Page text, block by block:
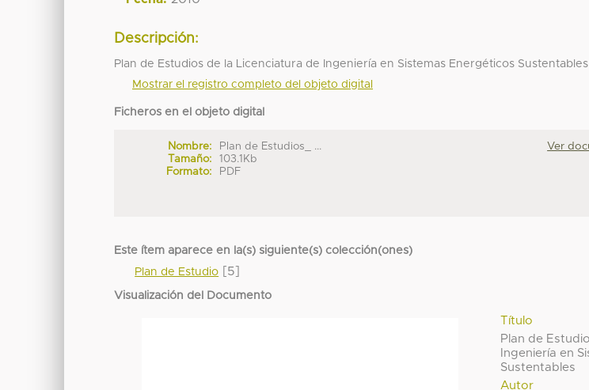
Descripción:
Plan de Estudios de la Licenciatura de Ingeniería en Sistemas Energéticos Sustentables
Mostrar el registro completo del objeto digital
Ficheros en el objeto digital
Nombre:
Plan de Estudios_ ...
Tamaño:
103.1Kb
Formato:
PDF
Ver
Este ítem aparece en la(s) siguiente(s) colección(ones)
Plan de Estudio [5]
Visualización del Documento
Título
Plan de
Ingeniería en
Sustentables
Autor